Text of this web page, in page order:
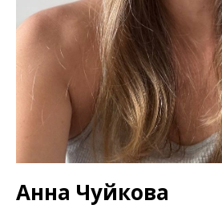
Анна Чуйкова